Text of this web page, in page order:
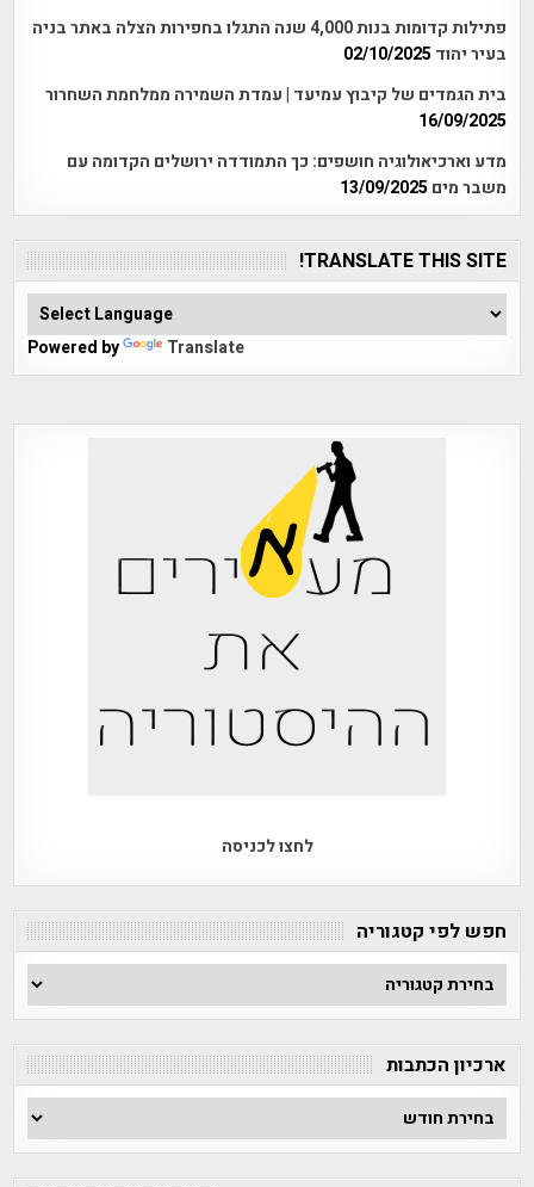
פתילות קדומות בנות 4,000 שנה התגלו בחפירות הצלה באתר בניה
בעיר יהוד 02/10/2025
בית הגמדים של קיבוץ עמיעד | עמדת השמירה ממלחמת השחרור
16/09/2025
מדע וארכיאולוגיה חושפים: כך התמודדה ירושלים הקדומה עם
משבר מים 13/09/2025
TRANSLATE THIS SITE!
Powered by Translate
לחצו לכניסה
חפש לפי קטגוריה
חפש
לפי
ארכיון הכתבות
ארכיון
הכתבות